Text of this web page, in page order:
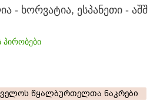
- ხორვატია, ესპანეთი - აშშ
პირობები
წყალბურთელთა ნაკრები